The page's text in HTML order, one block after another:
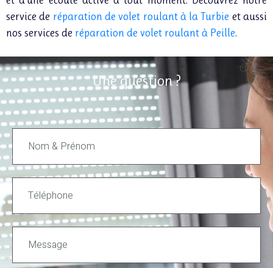
service de réparation de volet roulant à la Turbie et aussi
nos services de réparation de volet roulant à Peille.
Une question ?